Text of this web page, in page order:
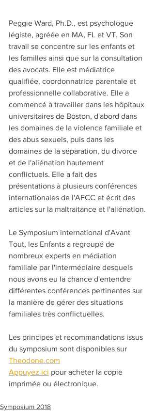
Peggie Ward, Ph.D., est psychologue
légiste, agréée en MA, FL et VT. Son
travail se concentre sur les enfants et
les familles ainsi que sur la consultation
des avocats. Elle est médiatrice
qualifiée, coordonnatrice parentale et
professionnelle collaborative. Elle a
commencé à travailler dans les hôpitaux
universitaires de Boston, d'abord dans
les domaines de la violence familiale et
des abus sexuels, puis dans les
domaines de la séparation, du divorce
et de l'aliénation hautement
conflictuels. Elle a fait des
présentations à plusieurs conférences
internationales de l'AFCC et écrit des
articles sur la maltraitance et l'aliénation.
Le Symposium international d'Avant
Tout, les Enfants a regroupé de
nombreux experts en médiation
familiale par l'intermédiaire desquels
nous avons eu la chance d'entendre
différentes conférences pertinentes sur
la manière de gérer des situations
familiales très conflictuelles.
Les principes et recommandations issus
du symposium sont disponibles sur
Theodone.com
Appuyez ici pour acheter la copie
imprimée ou électronique.
Symposium 2018